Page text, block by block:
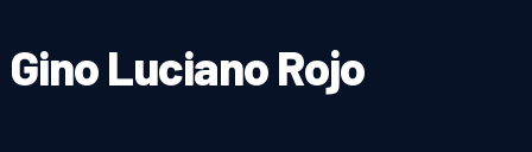
Gino Luciano Rojo